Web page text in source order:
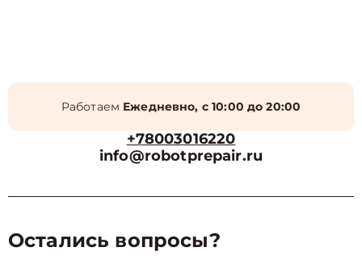
Работаем Ежедневно, с 10:00 до 20:00
+78003016220
info@robotprepair.ru
Остались вопросы?